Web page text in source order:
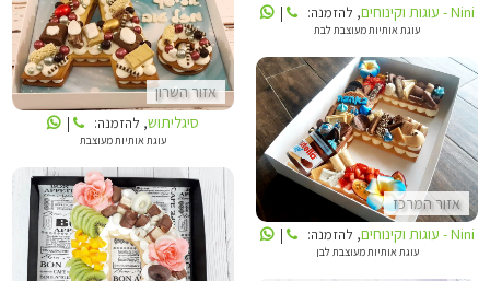
Nini - עוגות וקינוחים , להזמנה: |
עוגת אותיות מעוצבת לבת
אזור השרון
סיגליתוש
סיגליתוש, להזמנה: |
עוגת אותיות מעוצבת
אזור המרכז
NINI - עוגות וקינוחים
Nini - עוגות וקינוחים , להזמנה: |
עוגת אותיות מעוצבת לבן
MLY